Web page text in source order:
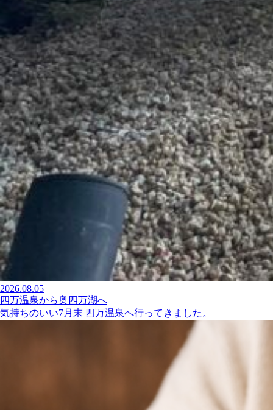
2026.08.05
四万温泉から奥四万湖へ
気持ちのいい7月末 四万温泉へ行ってきました。